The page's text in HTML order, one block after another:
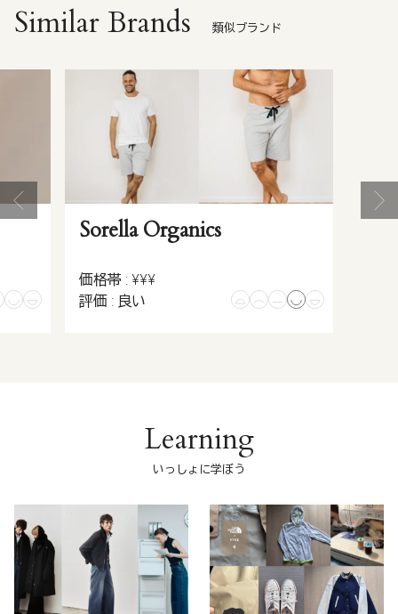
Similar Brands 類似ブランド
Sorella Organics
価格帯 : ¥¥¥
評価 : 良い
Learning
いっしょに学ぼう